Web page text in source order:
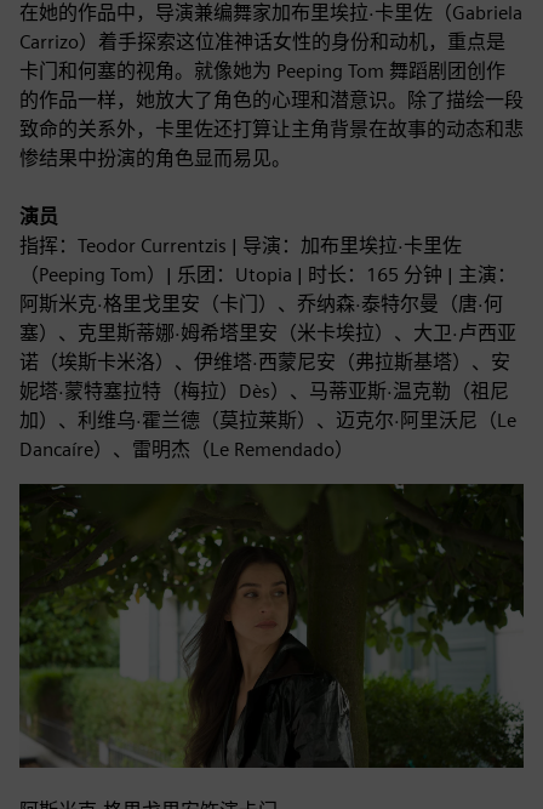
在她的作品中，导演兼编舞家加布里埃拉·卡里佐（Gabriela
Carrizo）着手探索这位准神话女性的身份和动机，重点是
卡门和何塞的视角。就像她为 Peeping Tom 舞蹈剧团创作
的作品一样，她放大了角色的心理和潜意识。除了描绘一段
致命的关系外，卡里佐还打算让主角背景在故事的动态和悲
惨结果中扮演的角色显而易见。
演员
指挥：Teodor Currentzis | 导演：加布里埃拉·卡里佐
（Peeping Tom）| 乐团：Utopia | 时长：165 分钟 | 主演：
阿斯米克·格里戈里安（卡门）、乔纳森·泰特尔曼（唐·何
塞）、克里斯蒂娜·姆希塔里安（米卡埃拉）、大卫·卢西亚
诺（埃斯卡米洛）、伊维塔·西蒙尼安（弗拉斯基塔）、安
妮塔·蒙特塞拉特（梅拉）Dès）、马蒂亚斯·温克勒（祖尼
加）、利维乌·霍兰德（莫拉莱斯）、迈克尔·阿里沃尼（Le
Dancaíre）、雷明杰（Le Remendado）